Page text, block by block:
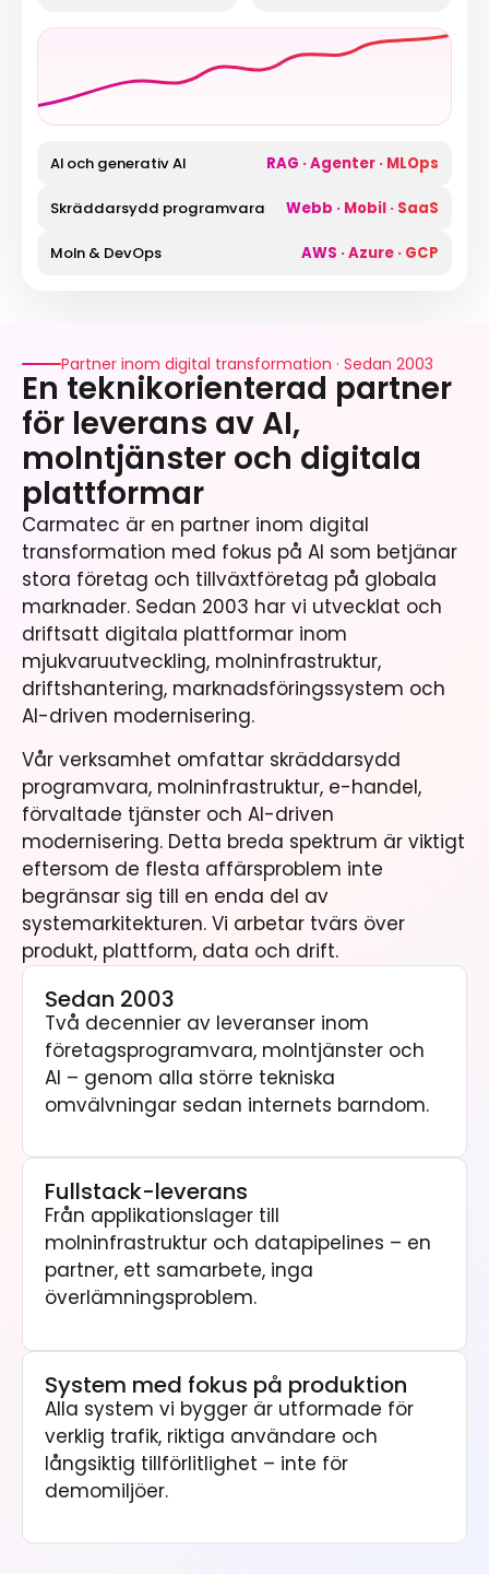
AI och generativ AI RAG · Agenter · MLOps
Skräddarsydd programvara Webb · Mobil · SaaS
Moln & DevOps AWS · Azure · GCP
Sedan 2003
Två decennier av leveranser inom
företagsprogramvara, molntjänster och
AI – genom alla större tekniska
omvälvningar sedan internets barndom.
Fullstack-leverans
Från applikationslager till
molninfrastruktur och datapipelines – en
partner, ett samarbete, inga
överlämningsproblem.
System med fokus på produktion
Alla system vi bygger är utformade för
verklig trafik, riktiga användare och
långsiktig tillförlitlighet – inte för
demomiljöer.
Partner inom digital transformation · Sedan 2003
En teknikorienterad partner
för leverans av AI,
molntjänster och digitala
plattformar
Carmatec är en partner inom digital
transformation med fokus på AI som betjänar
stora företag och tillväxtföretag på globala
marknader. Sedan 2003 har vi utvecklat och
driftsatt digitala plattformar inom
mjukvaruutveckling, molninfrastruktur,
driftshantering, marknadsföringssystem och
AI-driven modernisering.
Vår verksamhet omfattar skräddarsydd
programvara, molninfrastruktur, e-handel,
förvaltade tjänster och AI-driven
modernisering. Detta breda spektrum är viktigt
eftersom de flesta affärsproblem inte
begränsar sig till en enda del av
systemarkitekturen. Vi arbetar tvärs över
produkt, plattform, data och drift.